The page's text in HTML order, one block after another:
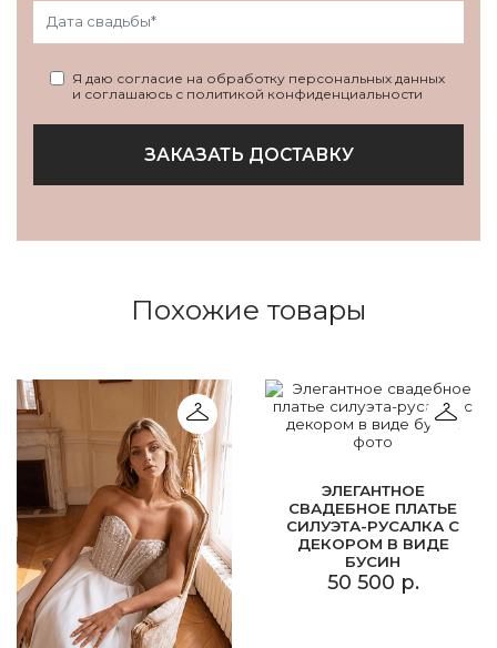
Я даю согласие на обработку персональных данных
и соглашаюсь с политикой конфиденциальности
ЗАКАЗАТЬ ДОСТАВКУ
Похожие товары
ЭЛЕГАНТНОЕ
СВАДЕБНОЕ ПЛАТЬЕ
СИЛУЭТА-РУСАЛКА С
ДЕКОРОМ В ВИДЕ
БУСИН
50 500 р.